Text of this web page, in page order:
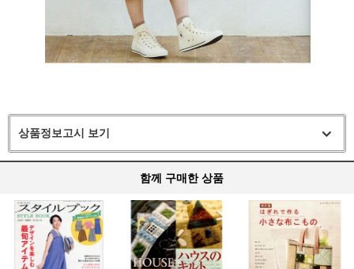
상품정보고시 보기
함께 구매한 상품